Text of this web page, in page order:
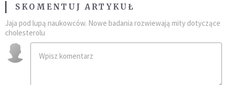
SKOMENTUJ ARTYKUŁ
Jaja pod lupą naukowców. Nowe badania rozwiewają mity dotyczące
cholesterolu